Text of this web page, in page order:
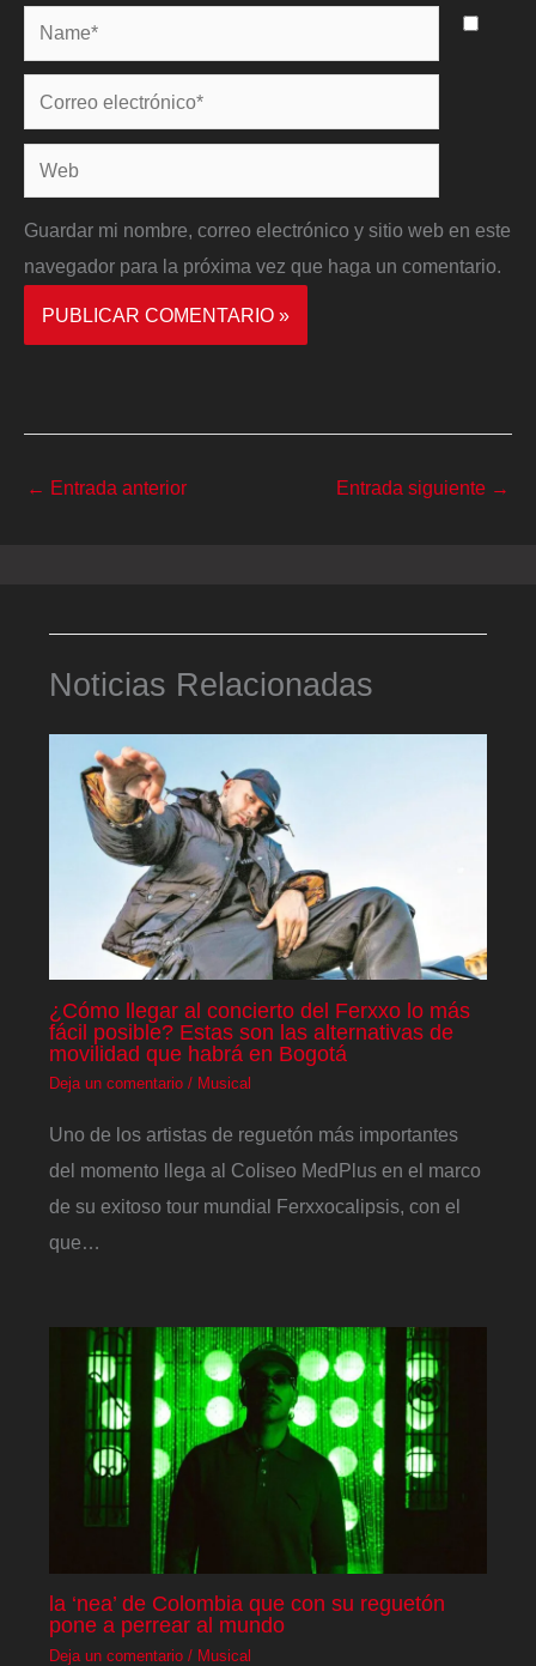
Name*
Correo
electrónico*
Web
Guardar mi nombre, correo electrónico y sitio web en este
navegador para la próxima vez que haga un comentario.
← Entrada anterior Entrada siguiente →
Noticias Relacionadas
¿Cómo llegar al concierto del Ferxxo lo más
fácil posible? Estas son las alternativas de
movilidad que habrá en Bogotá
Deja un comentario / Musical
Uno de los artistas de reguetón más importantes
del momento llega al Coliseo MedPlus en el marco
de su exitoso tour mundial Ferxxocalipsis, con el
que…
la ‘nea’ de Colombia que con su reguetón
pone a perrear al mundo
Deja un comentario / Musical